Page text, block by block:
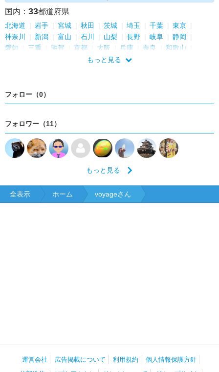
国内： 33都道府県
北海道 岩手 宮城 秋田 茨城 埼玉 千葉
東京
神奈川
新潟 富山 石川 山梨 長野 岐阜
静岡
愛知
三重 滋賀 京都 大阪 兵庫 奈良
和歌山
福岡 長崎
もっと見る
フォロー（0）
フォロワー（11）
もっと見る
全表示 ホーム voyageさん
運営会社 広告掲載について 利用規約
個人情報保護方針